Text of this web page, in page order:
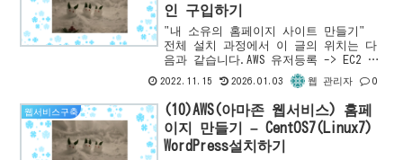
인 구입하기
"내 소유의 홈페이지 사이트 만들기"
전체 설치 과정에서 이 글의 위치는 다
음과 같습니다.AWS 유저등록 -> EC2 인
스턴스 등록 -> EC2 인스턴스 확인 -
>PHP7설치 -> Apache HTTP Server
설...
2022.11.15 2026.01.03 웹 관리자 0
웹서비스구축
(10)AWS(아마존 웹서비스) 홈페
이지 만들기 – CentOS7(Linux7)
WordPress설치하기